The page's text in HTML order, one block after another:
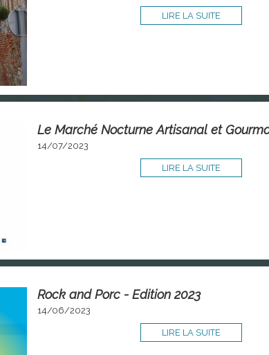
LIRE LA SUITE
Le Marché Nocturne Artisanal et
14/07/2023
LIRE LA SUITE
Rock and Porc - Edition 2023
14/06/2023
LIRE LA SUITE